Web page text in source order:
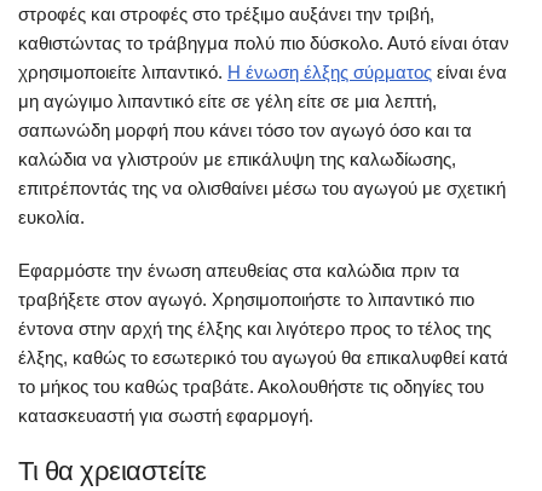
στροφές και στροφές στο τρέξιμο αυξάνει την τριβή,
καθιστώντας το τράβηγμα πολύ πιο δύσκολο. Αυτό είναι όταν
χρησιμοποιείτε λιπαντικό. Η ένωση έλξης σύρματος είναι ένα
μη αγώγιμο λιπαντικό είτε σε γέλη είτε σε μια λεπτή,
σαπωνώδη μορφή που κάνει τόσο τον αγωγό όσο και τα
καλώδια να γλιστρούν με επικάλυψη της καλωδίωσης,
επιτρέποντάς της να ολισθαίνει μέσω του αγωγού με σχετική
ευκολία.
Εφαρμόστε την ένωση απευθείας στα καλώδια πριν τα
τραβήξετε στον αγωγό. Χρησιμοποιήστε το λιπαντικό πιο
έντονα στην αρχή της έλξης και λιγότερο προς το τέλος της
έλξης, καθώς το εσωτερικό του αγωγού θα επικαλυφθεί κατά
το μήκος του καθώς τραβάτε. Ακολουθήστε τις οδηγίες του
κατασκευαστή για σωστή εφαρμογή.
Τι θα χρειαστείτε